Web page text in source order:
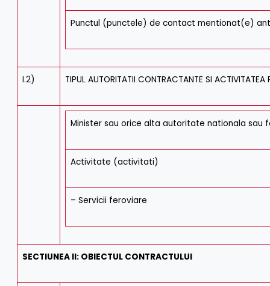
Punctul (punctele) de contact mentionat(e)
I.2) TIPUL AUTORITATII CONTRACTANTE SI
Minister sau orice alta autoritate nationala sau
Activitate (activitati)
– Servicii feroviare
SECTIUNEA II: OBIECTUL CONTRACTULUI